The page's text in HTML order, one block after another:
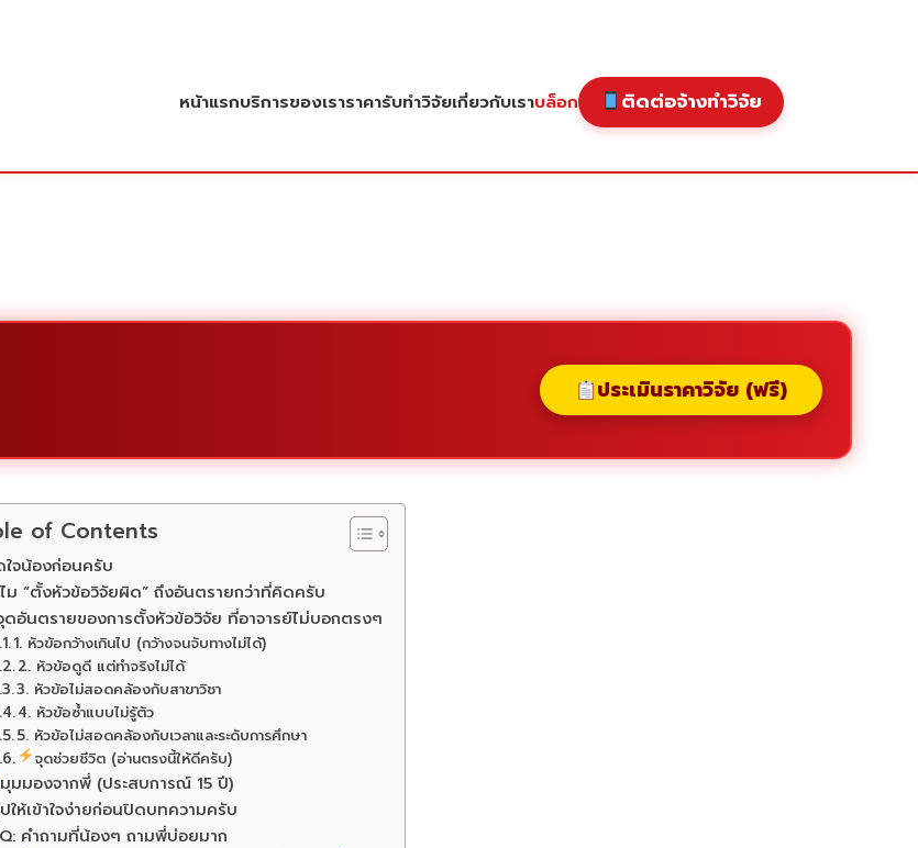
หน้าแรกบริการของเราราคารับทำวิจัยเกี่ยวกับเราบล็อก ติดต่อจ้างทำวิจัย
ประเมินราคาวิจัย (ฟรี)
of Contents
ใจน้องก่อนครับ
ม “ตั้งหัวข้อวิจัยผิด” ถึงอันตรายกว่าที่คิดครับ
ดอันตรายของการตั้งหัวข้อวิจัย ที่อาจารย์ไม่บอกตรงๆ
1. หัวข้อกว้างเกินไป (กว้างจนจับทางไม่ได้)
2. หัวข้อดูดี แต่ทำจริงไม่ได้
3. หัวข้อไม่สอดคล้องกับสาขาวิชา
4. หัวข้อซ้ำแบบไม่รู้ตัว
5. หัวข้อไม่สอดคล้องกับเวลาและระดับการศึกษา
จุดช่วยชีวิต (อ่านตรงนี้ให้ดีครับ)
มุมมองจากพี่ (ประสบการณ์ 15 ปี)
ให้เข้าใจง่ายก่อนปิดบทความครับ
คำถามที่น้องๆ ถามพี่บ่อยมาก